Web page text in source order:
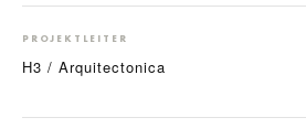
PROJEKTLEITER
H3 / Arquitectonica